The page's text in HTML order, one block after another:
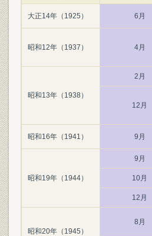
大正14年（1925） 6月
昭和12年（1937） 4月
昭和13年（1938）
2月
12月
昭和16年（1941） 9月
昭和19年（1944）
9月
10月
12月
昭和20年（1945）
8月